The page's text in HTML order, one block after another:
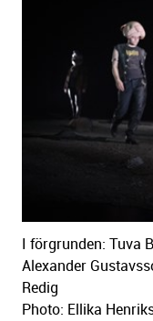
I förgrunden: Tuva
Alexander
Redig
Photo: Ellika